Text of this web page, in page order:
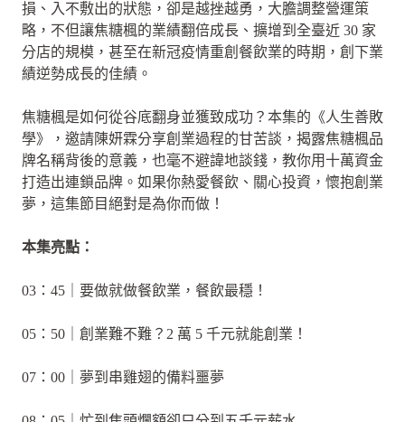
損、入不敷出的狀態，卻是越挫越勇，大膽調整營運策
略，不但讓焦糖楓的業績翻倍成長、擴增到全臺近 30 家
分店的規模，甚至在新冠疫情重創餐飲業的時期，創下業
績逆勢成長的佳績。
焦糖楓是如何從谷底翻身並獲致成功？本集的《人生善敗
學》，邀請陳妍霖分享創業過程的甘苦談，揭露焦糖楓品
牌名稱背後的意義，也毫不避諱地談錢，教你用十萬資金
打造出連鎖品牌。如果你熱愛餐飲、關心投資，懷抱創業
夢，這集節目絕對是為你而做！
本集亮點：
03：45｜要做就做餐飲業，餐飲最穩！
05：50｜創業難不難？2 萬 5 千元就能創業！
07：00｜夢到串雞翅的備料噩夢